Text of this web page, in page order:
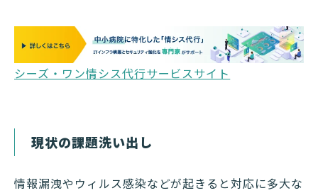
シーズ・ワン情シス代行サービスサイト
現状の課題洗い出し
情報漏洩やウィルス感染などが起きると対応に多大な